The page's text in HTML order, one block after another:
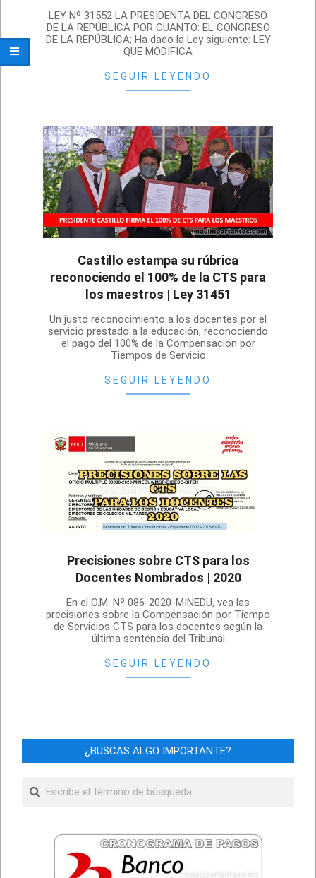
01-
27
LEY Nº 31552 LA PRESIDENTA DEL CONGRESO
DE LA REPÚBLICA POR CUANTO: EL CONGRESO
DE LA REPÚBLICA; Ha dado la Ley siguiente: LEY
QUE MODIFICA
SEGUIR LEYENDO
Castillo estampa su rúbrica
reconociendo el 100% de la CTS para
los maestros | Ley 31451
08-
Un justo reconocimiento a los docentes por el
servicio prestado a la educación, reconociendo
el pago del 100% de la Compensación por
Tiempos de Servicio
SEGUIR LEYENDO
Precisiones sobre CTS para los
Docentes Nombrados | 2020
12-
En el O.M. Nº 086-2020-MINEDU, vea las
precisiones sobre la Compensación por Tiempo
de Servicios CTS para los docentes según la
última sentencia del Tribunal
SEGUIR LEYENDO
¿BUSCAS ALGO IMPORTANTE?
Buscar